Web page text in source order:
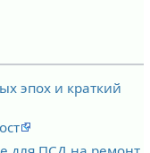
эпох и краткий